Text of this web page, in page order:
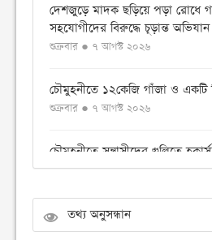
দেশজুড়ে মাদক ছড়িয়ে পড়া রোধে
সহযোগীদের বিরুদ্ধে চূড়ান্ত অভিযান
শুক্রবার ● ৭ আগস্ট ২০২৬
চৌমুহনীতে ১২কেজি গাঁজা ও
শুক্রবার ● ৭ আগস্ট ২০২৬
চৌমুহনীতে সন্ত্রাসীদের গুলিতে
ইয়াছিন গুলিবিদ্ধ
নোয়াখালীতে ডি সির নিকট ১১